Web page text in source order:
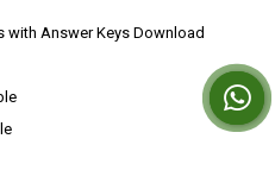
with Answer Keys Download